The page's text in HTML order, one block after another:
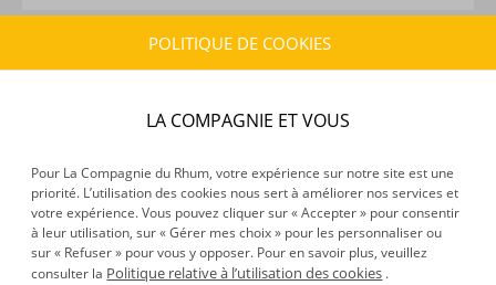
La Réunion
Environnement de vieillissement :Continental, Tropical
Volume :50CL
Degré :58.6°
POLITIQUE DE COOKIES
LA COMPAGNIE ET VOUS
Pour La Compagnie du Rhum, votre expérience sur notre site est une
priorité. L’utilisation des cookies nous sert à améliorer nos services et
votre expérience. Vous pouvez cliquer sur « Accepter » pour consentir
à leur utilisation, sur « Gérer mes choix » pour les personnaliser ou
sur « Refuser » pour vous y opposer. Pour en savoir plus, veuillez
consulter la Politique relative à l’utilisation des cookies .